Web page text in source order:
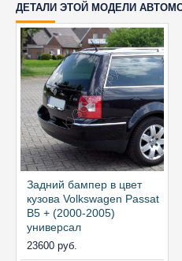
ДЕТАЛИ ЭТОЙ МОДЕЛИ
Задний бампер в цвет
кузова Volkswagen Passat
B5 + (2000-2005)
универсал
23600 руб.